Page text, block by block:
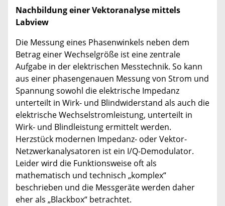
Nachbildung einer Vektoranalyse mittels
Labview
Die Messung eines Phasenwinkels neben dem
Betrag einer Wechselgröße ist eine zentrale
Aufgabe in der elektrischen Messtechnik. So kann
aus einer phasengenauen Messung von Strom und
Spannung sowohl die elektrische Impedanz
unterteilt in Wirk- und Blindwiderstand als auch die
elektrische Wechselstromleistung, unterteilt in
Wirk- und Blindleistung ermittelt werden.
Herzstück modernen Impedanz- oder Vektor-
Netzwerkanalysatoren ist ein I/Q-Demodulator.
Leider wird die Funktionsweise oft als
mathematisch und technisch „komplex“
beschrieben und die Messgeräte werden daher
eher als „Blackbox“ betrachtet.